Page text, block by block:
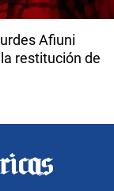
Afiuni
restitución de